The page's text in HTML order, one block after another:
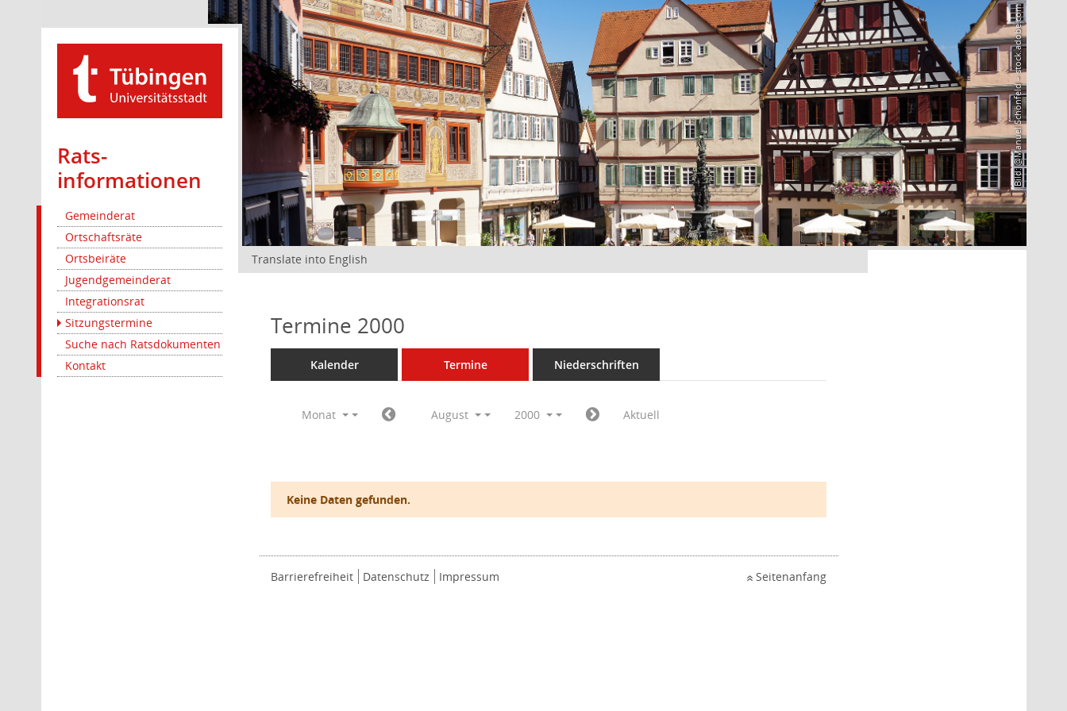
Rats­
informationen
Gemeinderat
Ortschaftsräte
Ortsbeiräte
Jugendgemeinderat
Integrationsrat
Sitzungstermine
Suche nach Ratsdokumenten
Kontakt
Bild: @Manuel Schönfeld – stock.adobe.com
Translate into English
Termine 2000
Kalender Termine Niederschriften
Monat August 2000 Aktuell
Keine Daten gefunden.
Barrierefreiheit Datenschutz Impressum Seitenanfang